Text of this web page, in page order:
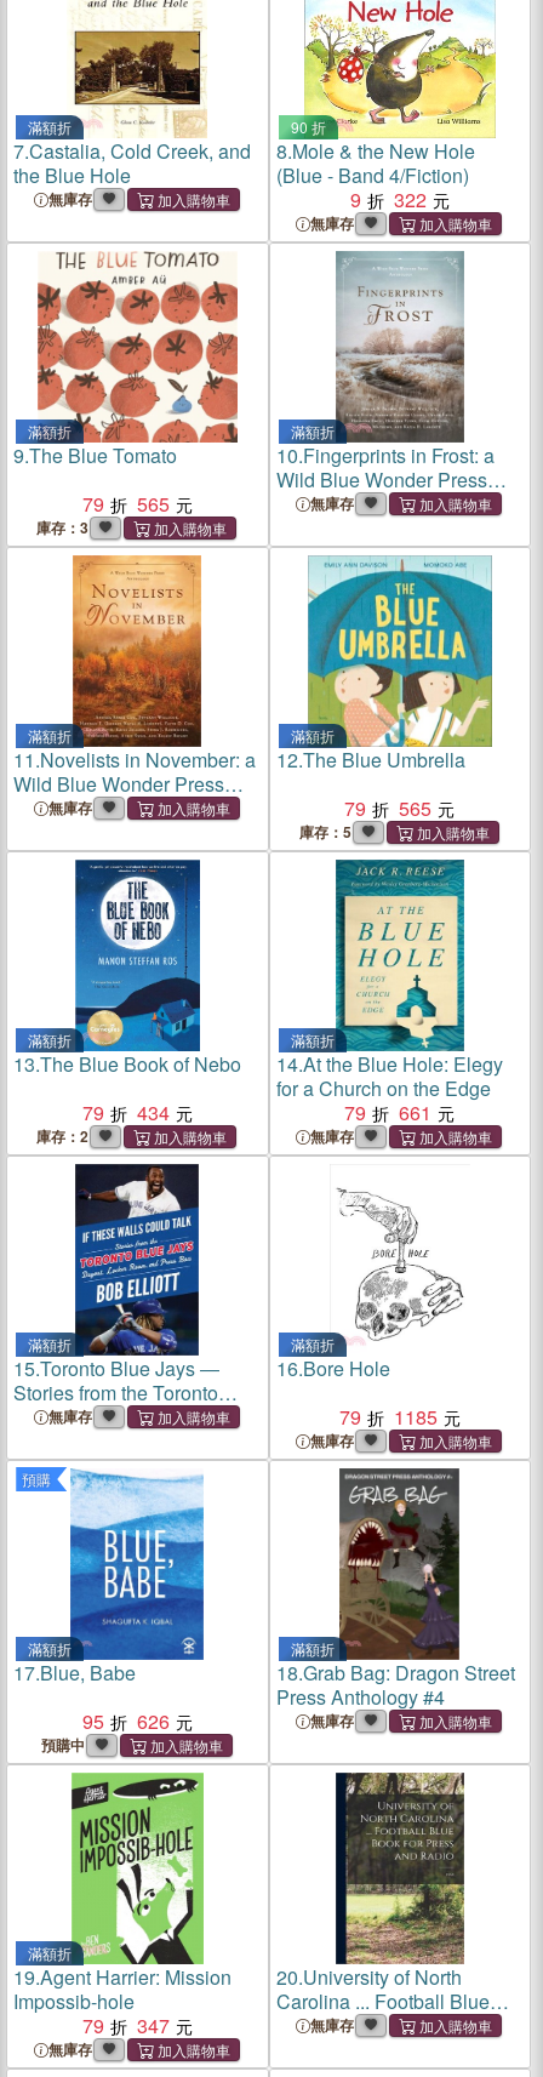
滿額折
7.Castalia, Cold Creek, and
the Blue Hole
無庫存
90 折
8.Mole & the New Hole
(Blue - Band 4/Fiction)
9
322
無庫存
滿額折
9.The Blue Tomato
79
565
庫存：3
滿額折
10.Fingerprints in Frost: a
Wild Blue Wonder Press
anthology
無庫存
滿額折
11.Novelists in November: a
Wild Blue Wonder Press
anthology
無庫存
滿額折
12.The Blue Umbrella
79
565
庫存：5
滿額折
13.The Blue Book of Nebo
79
434
庫存：2
滿額折
14.At the Blue Hole: Elegy
for a Church on the Edge
79
661
無庫存
滿額折
15.Toronto Blue Jays ―
Stories from the Toronto
Blue Jays Dugout, Locker
無庫存
滿額折
16.Bore Hole
79
1185
無庫存
預購
滿額折
17.Blue, Babe
95
626
預購中
滿額折
18.Grab Bag: Dragon Street
Press Anthology #4
無庫存
滿額折
19.Agent Harrier: Mission
Impossib-hole
79
347
無庫存
20.University of North
Carolina ... Football Blue
Book for Press and Radio;
無庫存